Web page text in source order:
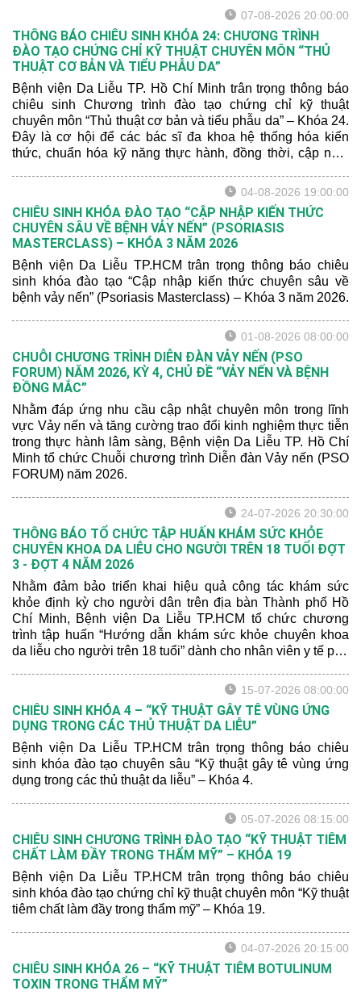
07-08-2026 20:00:00
THÔNG BÁO CHIÊU SINH KHÓA 24: CHƯƠNG TRÌNH
ĐÀO TẠO CHỨNG CHỈ KỸ THUẬT CHUYÊN MÔN “THỦ
THUẬT CƠ BẢN VÀ TIỂU PHẪU DA”
Bệnh viện Da Liễu TP. Hồ Chí Minh trân trọng thông báo
chiêu sinh Chương trình đào tạo chứng chỉ kỹ thuật
chuyên môn “Thủ thuật cơ bản và tiểu phẫu da” – Khóa 24.
Đây là cơ hội để các bác sĩ đa khoa hệ thống hóa kiến
thức, chuẩn hóa kỹ năng thực hành, đồng thời, cập nhật
ứng dụng an toàn và hiệu quả trong thực hành lâm sàng.
04-08-2026 19:00:00
CHIÊU SINH KHÓA ĐÀO TẠO “CẬP NHẬP KIẾN THỨC
CHUYÊN SÂU VỀ BỆNH VẢY NẾN” (PSORIASIS
MASTERCLASS) – KHÓA 3 NĂM 2026
Bệnh viện Da Liễu TP.HCM trân trọng thông báo chiêu
sinh khóa đào tạo “Cập nhập kiến thức chuyên sâu về
bệnh vảy nến” (Psoriasis Masterclass) – Khóa 3 năm 2026.
01-08-2026 08:00:00
CHUỖI CHƯƠNG TRÌNH DIỄN ĐÀN VẢY NẾN (PSO
FORUM) NĂM 2026, KỲ 4, CHỦ ĐỀ “VẢY NẾN VÀ BỆNH
ĐỒNG MẮC”
Nhằm đáp ứng nhu cầu cập nhật chuyên môn trong lĩnh
vực Vảy nến và tăng cường trao đổi kinh nghiệm thực tiễn
trong thực hành lâm sàng, Bệnh viện Da Liễu TP. Hồ Chí
Minh tổ chức Chuỗi chương trình Diễn đàn Vảy nến (PSO
FORUM) năm 2026.
24-07-2026 20:30:00
THÔNG BÁO TỔ CHỨC TẬP HUẤN KHÁM SỨC KHỎE
CHUYÊN KHOA DA LIỄU CHO NGƯỜI TRÊN 18 TUỔI ĐỢT
3 - ĐỢT 4 NĂM 2026
Nhằm đảm bảo triển khai hiệu quả công tác khám sức
khỏe định kỳ cho người dân trên địa bàn Thành phố Hồ
Chí Minh, Bệnh viện Da Liễu TP.HCM tổ chức chương
trình tập huấn “Hướng dẫn khám sức khỏe chuyên khoa
da liễu cho người trên 18 tuổi” dành cho nhân viên y tế phụ
15-07-2026 08:00:00
CHIÊU SINH KHÓA 4 – “KỸ THUẬT GÂY TÊ VÙNG ỨNG
DỤNG TRONG CÁC THỦ THUẬT DA LIỄU”
Bệnh viện Da Liễu TP.HCM trân trọng thông báo chiêu
sinh khóa đào tạo chuyên sâu “Kỹ thuật gây tê vùng ứng
dụng trong các thủ thuật da liễu” – Khóa 4.
05-07-2026 08:15:00
CHIÊU SINH CHƯƠNG TRÌNH ĐÀO TẠO “KỸ THUẬT TIÊM
CHẤT LÀM ĐẦY TRONG THẨM MỸ” – KHÓA 19
Bệnh viện Da Liễu TP.HCM trân trọng thông báo chiêu
sinh khóa đào tạo chứng chỉ kỹ thuật chuyên môn “Kỹ thuật
tiêm chất làm đầy trong thẩm mỹ” – Khóa 19.
04-07-2026 20:15:00
CHIÊU SINH KHÓA 26 – “KỸ THUẬT TIÊM BOTULINUM
TOXIN TRONG THẨM MỸ”